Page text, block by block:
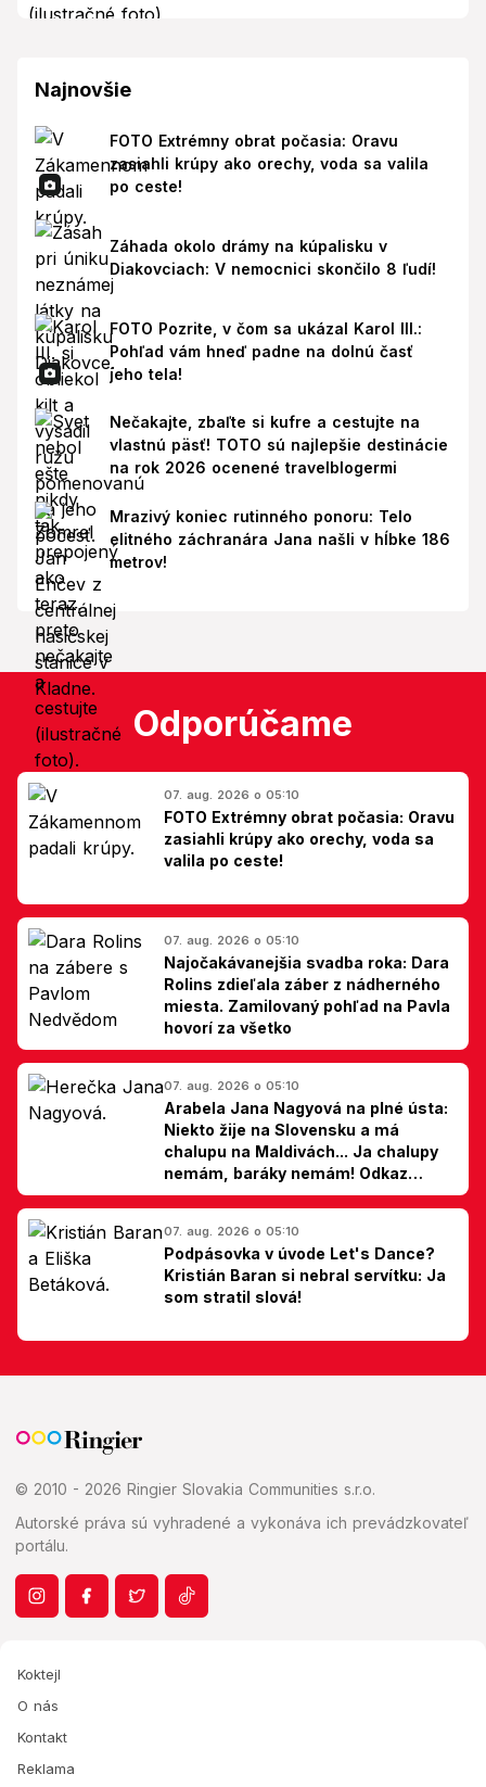
Najnovšie
FOTO Extrémny obrat počasia: Oravu
zasiahli krúpy ako orechy, voda sa valila
po ceste!
Záhada okolo drámy na kúpalisku v
Diakovciach: V nemocnici skončilo 8 ľudí!
FOTO Pozrite, v čom sa ukázal Karol III.:
Pohľad vám hneď padne na dolnú časť
jeho tela!
Nečakajte, zbaľte si kufre a cestujte na
vlastnú päsť! TOTO sú najlepšie destinácie
na rok 2026 ocenené travelblogermi
Mrazivý koniec rutinného ponoru: Telo
elitného záchranára Jana našli v hĺbke 186
metrov!
Odporúčame
07. aug. 2026 o 05:10
FOTO Extrémny obrat počasia: Oravu
zasiahli krúpy ako orechy, voda sa
valila po ceste!
07. aug. 2026 o 05:10
Najočakávanejšia svadba roka: Dara
Rolins zdieľala záber z nádherného
miesta. Zamilovaný pohľad na Pavla
hovorí za všetko
07. aug. 2026 o 05:10
Arabela Jana Nagyová na plné ústa:
Niekto žije na Slovensku a má
chalupu na Maldivách... Ja chalupy
nemám, baráky nemám! Odkaz
Slovákom
07. aug. 2026 o 05:10
Podpásovka v úvode Let's Dance?
Kristián Baran si nebral servítku: Ja
som stratil slová!
© 2010 - 2026 Ringier Slovakia Communities s.r.o.
Autorské práva sú vyhradené a vykonáva ich prevádzkovateľ
portálu.
Koktejl
O nás
Kontakt
Reklama